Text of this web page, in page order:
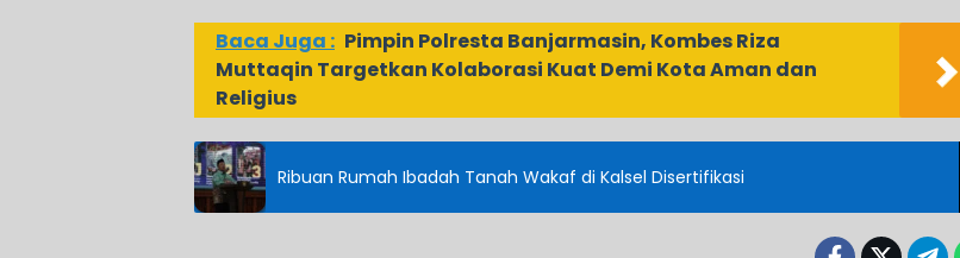
Baca Juga : Pimpin Polresta Banjarmasin, Kombes Riza
Muttaqin Targetkan Kolaborasi Kuat Demi Kota Aman dan
Religius
Ribuan Rumah Ibadah Tanah Wakaf di Kalsel Disertifikasi